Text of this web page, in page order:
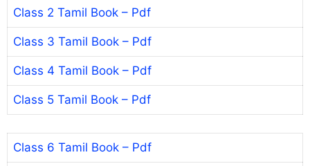
Class 2 Tamil Book – Pdf
Class 3 Tamil Book – Pdf
Class 4 Tamil Book – Pdf
Class 5 Tamil Book – Pdf
Class 6 Tamil Book – Pdf